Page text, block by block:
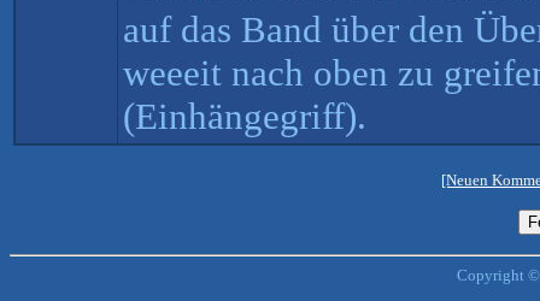
auf das Band über den
weeeit nach oben zu
(Einhängegriff).
[Neuen
Copyright ©